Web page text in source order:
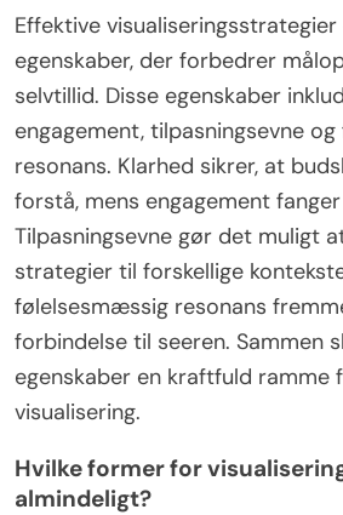
Effektive
egenskaber, der forbedrer
selvtillid. Disse egenskaber
engagement, tilpasningsevne
resonans. Klarhed sikrer, at
forstå, mens engagement
Tilpasningsevne gør det muligt
strategier til forskellige
følelsesmæssig resonans
forbindelse til seeren. Sammen
egenskaber en kraftfuld ramme
visualisering.
Hvilke former for
almindeligt?